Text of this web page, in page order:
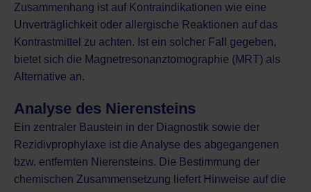
Zusammenhang ist auf Kontraindikationen wie eine
Unverträglichkeit oder allergische Reaktionen auf das
Kontrastmittel zu achten. Ist ein solcher Fall gegeben,
bietet sich die Magnetresonanztomographie (MRT) als
Alternative an.
Analyse des Nierensteins
Ein zentraler Baustein in der Diagnostik sowie der
Rezidivprophylaxe ist die Analyse des abgegangenen
bzw. entfernten Nierensteins. Die Bestimmung der
chemischen Zusammensetzung liefert Hinweise auf die